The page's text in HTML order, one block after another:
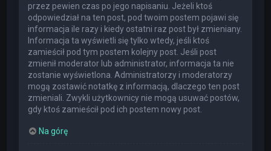
przez pewien czas po jego napisaniu. Jeżeli ktoś
odpowiedział na ten post, pod twoim postem pojawi się
informacja ile razy i kiedy ostatni raz post był zmieniany.
Informacja ta wyświetli się tylko wtedy, jeśli ktoś
zamieścił pod tym postem kolejny post. Jeśli post
zmienił moderator lub administrator, informacja ta nie
zostanie wyświetlona. Administratorzy i moderatorzy
mogą zostawić notatkę z informacją, dlaczego ten post
zmieniali. Zwykli użytkownicy nie mogą usuwać postów,
gdy ktoś zamieścił pod ich postem nowy post.
Na górę